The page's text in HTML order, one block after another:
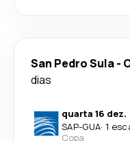
San Pedro Sula-
dias
quarta 16 dez.
SAP-GUA· 1
Copa